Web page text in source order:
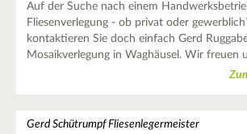
Auf der Suche nach einem
Fliesenverlegung - ob privat oder
kontaktieren Sie doch einfach Gerd
Mosaikverlegung in Waghäusel. Wir freuen
Gerd Schütrumpf Fliesenlegermeister